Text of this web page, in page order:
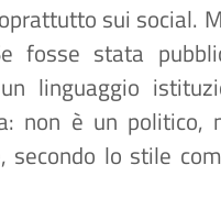
sui social.
fosse stata
linguaggio
non è un politico,
lo stile